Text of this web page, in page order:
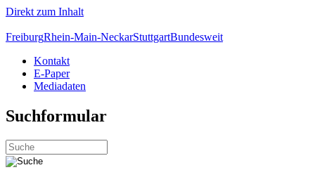
Direkt zum Inhalt
FreiburgRhein-Main-NeckarStuttgartBundesweit
Kontakt
E-Paper
Mediadaten
Suchformular